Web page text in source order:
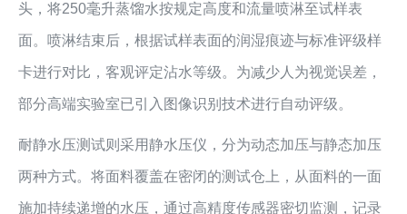
头，将250毫升蒸馏水按规定高度和流量喷淋至试样表
面。喷淋结束后，根据试样表面的润湿痕迹与标准评级样
卡进行对比，客观评定沾水等级。为减少人为视觉误差，
部分高端实验室已引入图像识别技术进行自动评级。
耐静水压测试则采用静水压仪，分为动态加压与静态加压
两种方式。将面料覆盖在密闭的测试仓上，从面料的一面
施加持续递增的水压，通过高精度传感器密切监测，记录